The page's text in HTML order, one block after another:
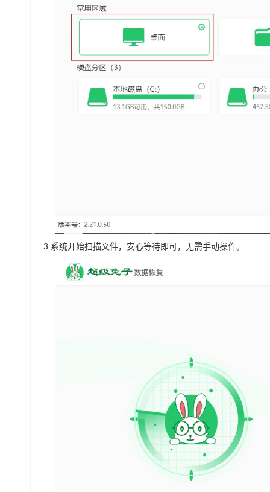
3.系统开始扫描文件，安心等待即可，无需手动操作。